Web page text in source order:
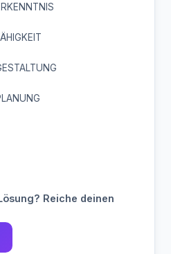
Reiche deinen